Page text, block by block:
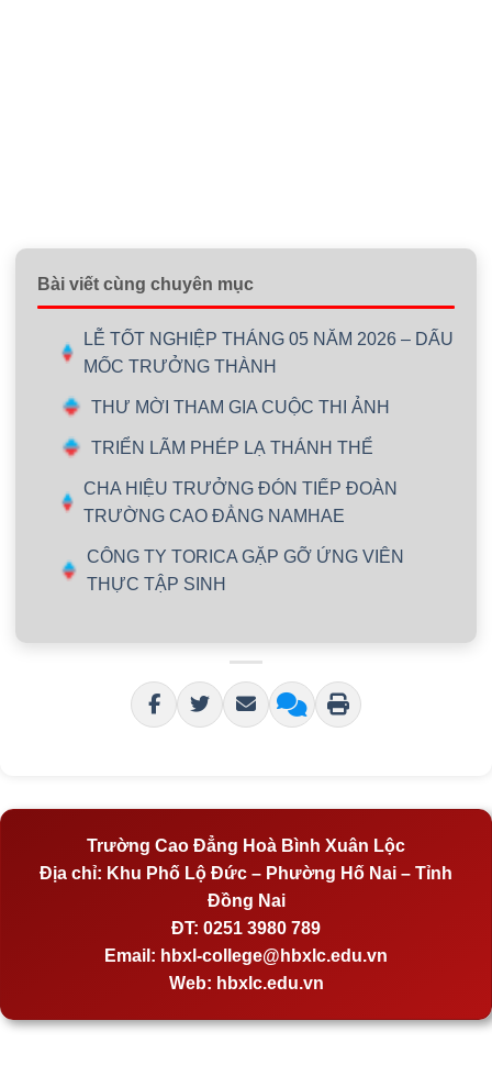
Bài viết cùng chuyên mục
LỄ TỐT NGHIỆP THÁNG 05 NĂM 2026 – DẤU
MỐC TRƯỞNG THÀNH
THƯ MỜI THAM GIA CUỘC THI ẢNH
TRIỂN LÃM PHÉP LẠ THÁNH THỂ
CHA HIỆU TRƯỞNG ĐÓN TIẾP ĐOÀN
TRƯỜNG CAO ĐẲNG NAMHAE
CÔNG TY TORICA GẶP GỠ ỨNG VIÊN
THỰC TẬP SINH
Trường Cao Đẳng Hoà Bình Xuân Lộc
Địa chỉ: Khu Phố Lộ Đức – Phường Hố Nai – Tỉnh
Đồng Nai
ĐT: 0251 3980 789
Email: hbxl-college@hbxlc.edu.vn
Web: hbxlc.edu.vn